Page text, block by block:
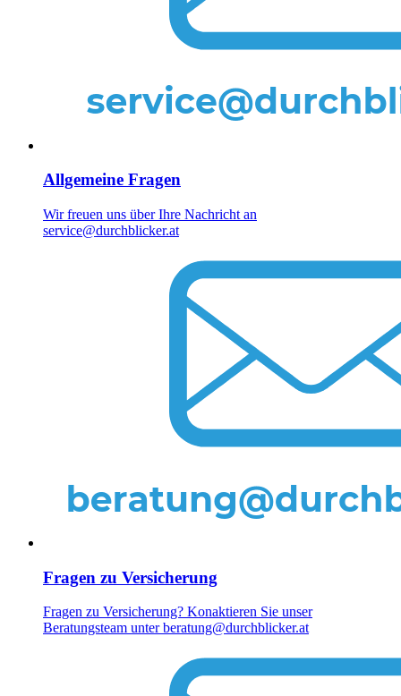
Allgemeine Fragen
Wir freuen uns über Ihre Nachricht an
service@durchblicker.at
Fragen zu Versicherung
Fragen zu Versicherung? Konaktieren Sie unser
Beratungsteam unter beratung@durchblicker.at